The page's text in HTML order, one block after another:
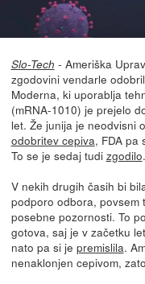
Slo-Tech - Ameriška
zgodovini vendarle
Moderna, ki uporablja
(mRNA-1010) je prejelo
let. Že junija je neodvisni
odobritev cepiva, FDA pa
To se je sedaj tudi zgodilo.
V nekih drugih časih bi
podporo odbora, povsem
posebne pozornosti. To
gotova, saj je v začetku
nato pa si je premislila.
nenaklonjen cepivom,